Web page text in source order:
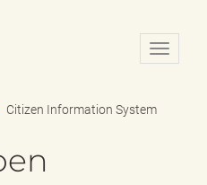
N
a
Citizen Information System